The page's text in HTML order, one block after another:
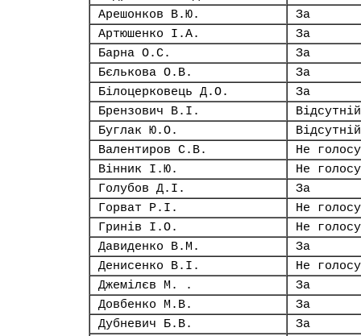
Арешонков В.Ю.
За
Артюшенко І.А.
За
Барна О.С.
За
Бєлькова О.В.
За
Білоцерковець Д.О.
За
Брензович В.І.
Відсутній
Буглак Ю.О.
Відсутній
Валентиров С.В.
Не
Вінник І.Ю.
Не
Голубов Д.І.
За
Горват Р.І.
Не
Гринів І.О.
Не
Давиденко В.М.
За
Денисенко В.І.
Не
Джемілєв М. .
За
Довбенко М.В.
За
Дубневич Б.В.
За